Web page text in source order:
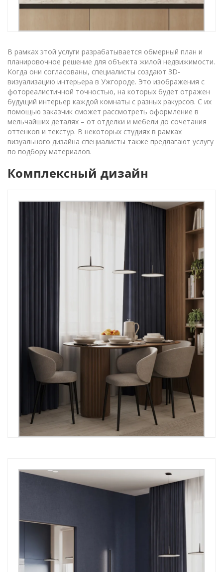
В рамках этой услуги разрабатывается обмерный план и
планировочное решение для объекта жилой недвижимости.
Когда они согласованы, специалисты создают 3D-
визуализацию интерьера в Ужгороде. Это изображения с
фотореалистичной точностью, на которых будет отражен
будущий интерьер каждой комнаты с разных ракурсов. С их
помощью заказчик сможет рассмотреть оформление в
мельчайших деталях – от отделки и мебели до сочетания
оттенков и текстур. В некоторых студиях в рамках
визуального дизайна специалисты также предлагают услугу
по подбору материалов.
Комплексный дизайн